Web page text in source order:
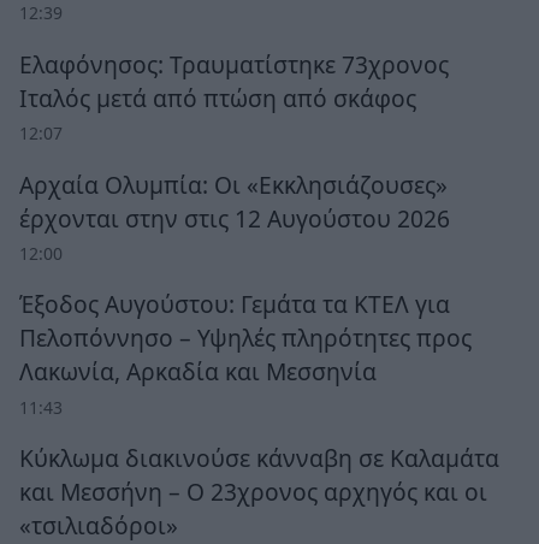
12:39
Ελαφόνησος: Τραυματίστηκε 73χρονος
Ιταλός μετά από πτώση από σκάφος
12:07
Αρχαία Ολυμπία: Οι «Εκκλησιάζουσες»
έρχονται στην στις 12 Αυγούστου 2026
12:00
Έξοδος Αυγούστου: Γεμάτα τα ΚΤΕΛ για
Πελοπόννησο – Υψηλές πληρότητες προς
Λακωνία, Αρκαδία και Μεσσηνία
11:43
Κύκλωμα διακινούσε κάνναβη σε Καλαμάτα
και Μεσσήνη – Ο 23χρονος αρχηγός και οι
«τσιλιαδόροι»